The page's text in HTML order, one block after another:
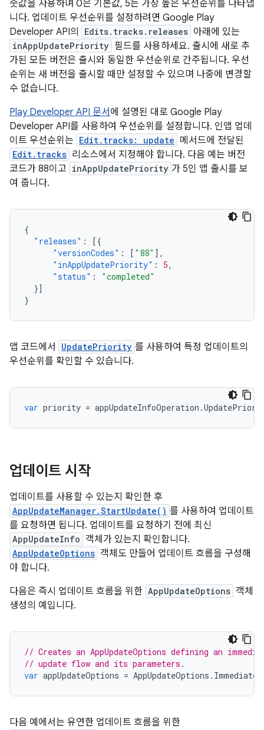
숫값을 사용하며 0은 기본값, 5는 가장 높은 우선순위를 나타냅
니다. 업데이트 우선순위를 설정하려면 Google Play
Developer API의
Edits.tracks.releases 아래에 있는
inAppUpdatePriority 필드를 사용하세요. 출시에 새로 추
가된 모든 버전은 출시와 동일한 우선순위로 간주됩니다. 우선
순위는 새 버전을 출시할 때만 설정할 수 있으며 나중에 변경할
수 없습니다.
Play Developer API 문서 에 설명된 대로 Google Play
Developer API를 사용하여 우선순위를 설정합니다. 인앱 업데
이트 우선순위는 Edit.tracks: update 메서드에 전달된
Edit.tracks 리소스에서 지정해야 합니다. 다음 예는 버전
코드가 88이고 inAppUpdatePriority 가 5인 앱 출시를 보
여 줍니다.
{
"releases" :
[{
"versionCodes" : [ "88" ],
"inAppUpdatePriority" : 5,
"status" :
"completed"
}]
}
앱 코드에서 UpdatePriority 를 사용하여 특정 업데이트의
우선순위를 확인할 수 있습니다.
var priority = appUpdateInfoOperation .
업데이트 시작
업데이트를 사용할 수 있는지 확인한 후
AppUpdateManager.StartUpdate() 를 사용하여 업데이트
를 요청하면 됩니다. 업데이트를 요청하기 전에 최신
AppUpdateInfo 객체가 있는지 확인합니다.
AppUpdateOptions 객체도 만들어 업데이트 흐름을 구성해
야 합니다.
다음은 즉시 업데이트 흐름을 위한 AppUpdateOptions 객체
생성의 예입니다.
// Creates an AppUpdateOptions defining an
// update flow and its parameters.
var appUpdateOptions = AppUpdateOptions .
다음 예에서는 유연한 업데이트 흐름을 위한